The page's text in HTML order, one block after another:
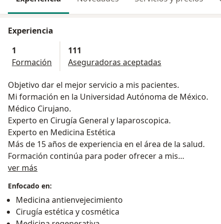
Experiencia
1
Formación
111
Aseguradoras aceptadas
Objetivo dar el mejor servicio a mis pacientes.
Mi formación en la Universidad Autónoma de México.
Médico Cirujano.
Experto en Cirugía General y laparoscopica.
Experto en Medicina Estética
Más de 15 años de experiencia en el área de la salud.
Formación continúa para poder ofrecer a mis
pacientes la mejor calidad en medicina.
ver más
Enfocado en:
Medicina antienvejecimiento
Cirugía estética y cosmética